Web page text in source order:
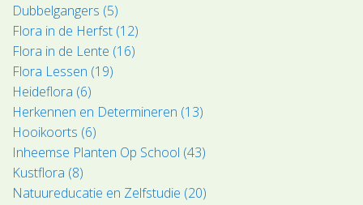
Dubbelgangers (5)
Flora in de Herfst (12)
Flora in de Lente (16)
Flora Lessen (19)
Heideflora (6)
Herkennen en Determineren (13)
Hooikoorts (6)
Inheemse Planten Op School (43)
Kustflora (8)
Natuureducatie en Zelfstudie (20)